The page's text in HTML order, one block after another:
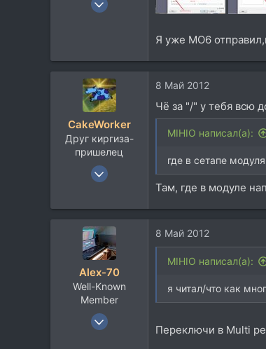
56
Я уже MO6
CakeWorker
Друг киргиза-
пришелец
10 Ноя 2002
113
Севера
8 Май 2012
Чё за "/" у тебя всю
MIHIO написал(а):
где в сетапе
Там, где в модуле
Alex-70
Well-Known
Member
17 Сен 2008
8 Май 2012
MIHIO написал(а):
я читал/что как
Переключи в Multi